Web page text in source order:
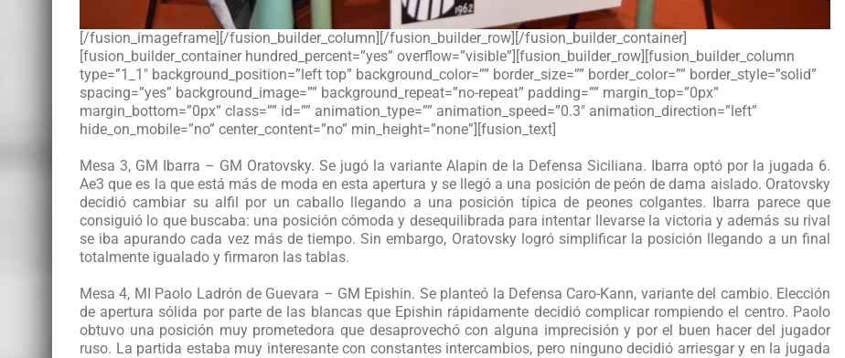
[/fusion_imageframe][/fusion_builder_column][/fusion_builder_row][/fusion_builder_container]
[fusion_builder_container hundred_percent=”yes” overflow=”visible”][fusion_builder_row][fusion_builder_column
type=”1_1″ background_position=”left top” background_color=”” border_size=”” border_color=”” border_style=”solid”
spacing=”yes” background_image=”” background_repeat=”no-repeat” padding=”” margin_top=”0px”
margin_bottom=”0px” class=”” id=”” animation_type=”” animation_speed=”0.3″ animation_direction=”left”
hide_on_mobile=”no” center_content=”no” min_height=”none”][fusion_text]
Mesa 3, GM Ibarra – GM Oratovsky. Se jugó la variante Alapin de la Defensa Siciliana. Ibarra optó por la jugada 6.
Ae3 que es la que está más de moda en esta apertura y se llegó a una posición de peón de dama aislado. Oratovsky
decidió cambiar su alfil por un caballo llegando a una posición típica de peones colgantes. Ibarra parece que
consiguió lo que buscaba: una posición cómoda y desequilibrada para intentar llevarse la victoria y además su rival
se iba apurando cada vez más de tiempo. Sin embargo, Oratovsky logró simplificar la posición llegando a un final
totalmente igualado y firmaron las tablas.
Mesa 4, MI Paolo Ladrón de Guevara – GM Epishin. Se planteó la Defensa Caro-Kann, variante del cambio. Elección
de apertura sólida por parte de las blancas que Epishin rápidamente decidió complicar rompiendo el centro. Paolo
obtuvo una posición muy prometedora que desaprovechó con alguna imprecisión y por el buen hacer del jugador
ruso. La partida estaba muy interesante con constantes intercambios, pero ninguno decidió arriesgar y en la jugada